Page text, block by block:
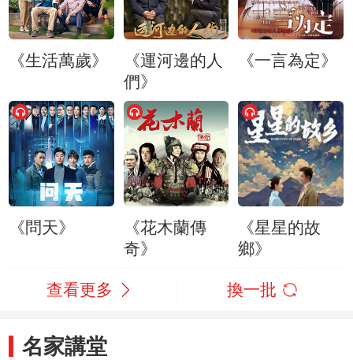
《生活萬歲》
《運河邊的人
們》
《一言為定》
《問天》
《花木蘭傳
奇》
《星星的故
鄉》
查看更多 換一批
名家講堂